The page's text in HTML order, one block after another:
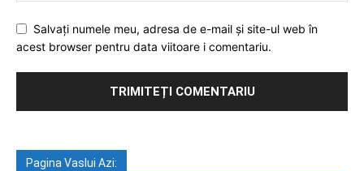
Salvați numele meu, adresa de e-mail și site-ul web în
acest browser pentru data viitoare i comentariu.
Pagina Vaslui Azi: